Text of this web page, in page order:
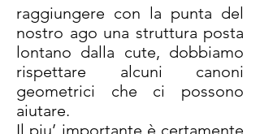
raggiungere con la punta del
nostro ago una struttura posta
lontano dalla cute, dobbiamo
rispettare alcuni canoni
geometrici che ci possono
aiutare.
Il piu’ importante è certamente